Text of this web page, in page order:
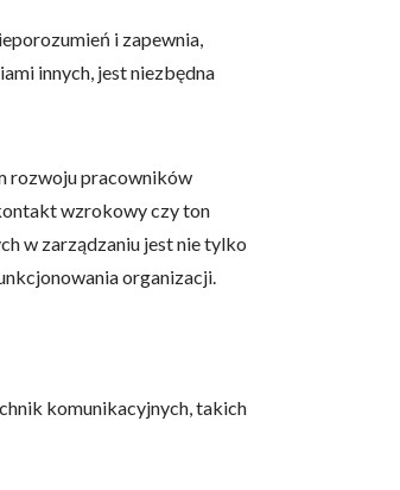
i zapewnia,
innych, jest niezbędna
rozwoju pracowników
wzrokowy czy ton
w zarządzaniu jest nie tylko
organizacji.
komunikacyjnych, takich